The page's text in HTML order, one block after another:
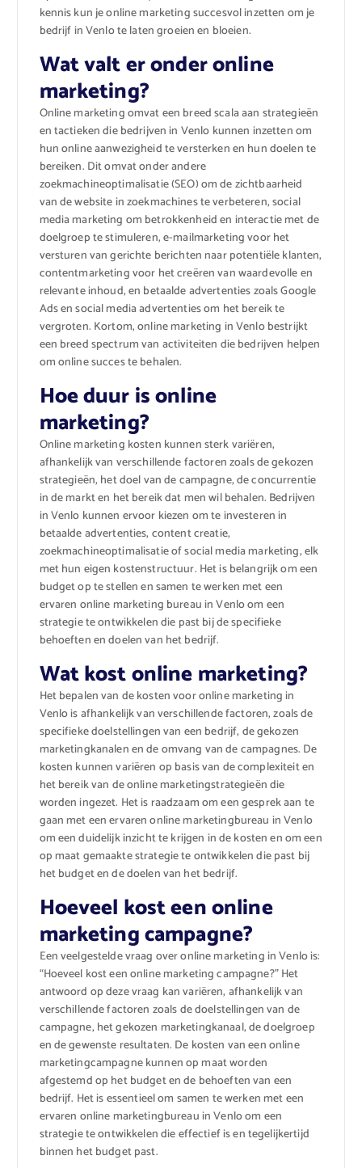
kennis kun je online marketing succesvol inzetten om je
bedrijf in Venlo te laten groeien en bloeien.
Wat valt er onder online
marketing?
Online marketing omvat een breed scala aan strategieën
en tactieken die bedrijven in Venlo kunnen inzetten om
hun online aanwezigheid te versterken en hun doelen te
bereiken. Dit omvat onder andere
zoekmachineoptimalisatie (SEO) om de zichtbaarheid
van de website in zoekmachines te verbeteren, social
media marketing om betrokkenheid en interactie met de
doelgroep te stimuleren, e-mailmarketing voor het
versturen van gerichte berichten naar potentiële klanten,
contentmarketing voor het creëren van waardevolle en
relevante inhoud, en betaalde advertenties zoals Google
Ads en social media advertenties om het bereik te
vergroten. Kortom, online marketing in Venlo bestrijkt
een breed spectrum van activiteiten die bedrijven helpen
om online succes te behalen.
Hoe duur is online
marketing?
Online marketing kosten kunnen sterk variëren,
afhankelijk van verschillende factoren zoals de gekozen
strategieën, het doel van de campagne, de concurrentie
in de markt en het bereik dat men wil behalen. Bedrijven
in Venlo kunnen ervoor kiezen om te investeren in
betaalde advertenties, content creatie,
zoekmachineoptimalisatie of social media marketing, elk
met hun eigen kostenstructuur. Het is belangrijk om een
budget op te stellen en samen te werken met een
ervaren online marketing bureau in Venlo om een
strategie te ontwikkelen die past bij de specifieke
behoeften en doelen van het bedrijf.
Wat kost online marketing?
Het bepalen van de kosten voor online marketing in
Venlo is afhankelijk van verschillende factoren, zoals de
specifieke doelstellingen van een bedrijf, de gekozen
marketingkanalen en de omvang van de campagnes. De
kosten kunnen variëren op basis van de complexiteit en
het bereik van de online marketingstrategieën die
worden ingezet. Het is raadzaam om een ​​gesprek aan te
gaan met een ervaren online marketingbureau in Venlo
om een ​​duidelijk inzicht te krijgen in de kosten en om een
​​op maat gemaakte strategie te ontwikkelen die past bij
het budget en de doelen van het bedrijf.
Hoeveel kost een online
marketing campagne?
Een veelgestelde vraag over online marketing in Venlo is:
“Hoeveel kost een online marketing campagne?” Het
antwoord op deze vraag kan variëren, afhankelijk van
verschillende factoren zoals de doelstellingen van de
campagne, het gekozen marketingkanaal, de doelgroep
en de gewenste resultaten. De kosten van een online
marketingcampagne kunnen op maat worden
afgestemd op het budget en de behoeften van een
bedrijf. Het is essentieel om samen te werken met een
ervaren online marketingbureau in Venlo om een
strategie te ontwikkelen die effectief is en tegelijkertijd
binnen het budget past.